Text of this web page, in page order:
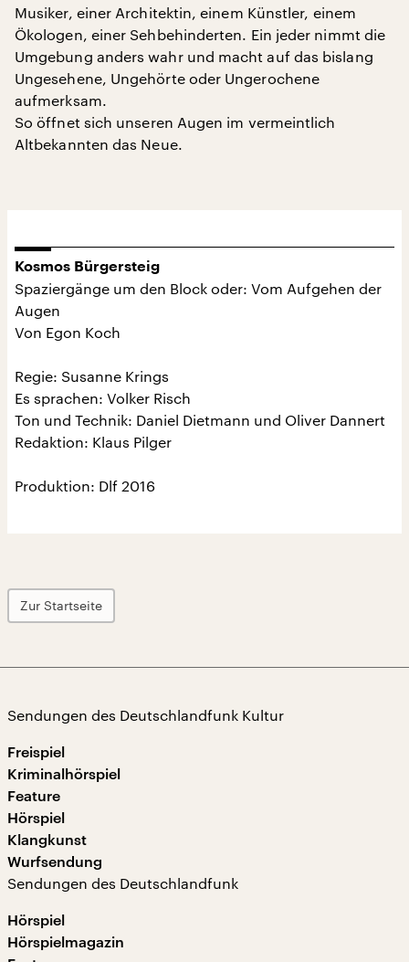
Musiker, einer Architektin, einem Künstler, einem
Ökologen, einer Sehbehinderten. Ein jeder nimmt die
Umgebung anders wahr und macht auf das bislang
Ungesehene, Ungehörte oder Ungerochene
aufmerksam.
So öffnet sich unseren Augen im vermeintlich
Altbekannten das Neue.
Kosmos Bürgersteig
Spaziergänge um den Block oder: Vom Aufgehen der
Augen
Von Egon Koch
Regie: Susanne Krings
Es sprachen: Volker Risch
Ton und Technik: Daniel Dietmann und Oliver Dannert
Redaktion: Klaus Pilger
Produktion: Dlf 2016
Zur Startseite
Sendungen des Deutschlandfunk Kultur
Freispiel
Kriminalhörspiel
Feature
Hörspiel
Klangkunst
Wurfsendung
Sendungen des Deutschlandfunk
Hörspiel
Hörspielmagazin